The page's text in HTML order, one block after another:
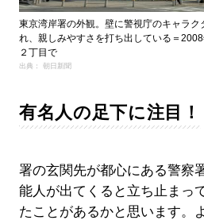
東京湾岸署の外観。壁に警視庁のキャラク
れ、親しみやすさを打ち出している＝
２丁目で
出典： 朝日新聞
有名人の足下に注目！
署の玄関先が都心にある警察
能人が出てくると立ち止まっ
たことがあるかと思います。